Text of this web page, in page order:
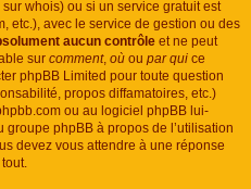
whois) ou si un service gratuit est
etc.), avec le service de gestion ou des
aucun contrôle et ne peut
sur comment, où ou par qui ce
phpBB Limited pour toute question
propos diffamatoires, etc.)
ou au logiciel phpBB lui-
phpBB à propos de l’utilisation
devez vous attendre à une réponse